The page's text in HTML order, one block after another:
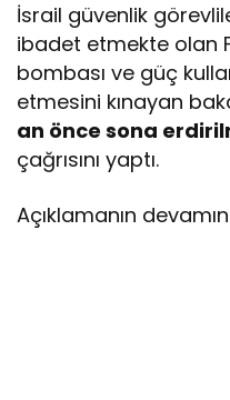
İsrail güvenlik
ibadet etmekte olan
bombası ve güç
etmesini kınayan
an önce sona
çağrısını yaptı.
Açıklamanın